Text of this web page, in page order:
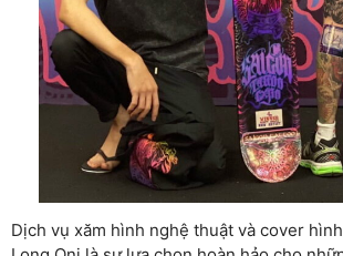
Dịch vụ xăm hình nghệ thuật và cover